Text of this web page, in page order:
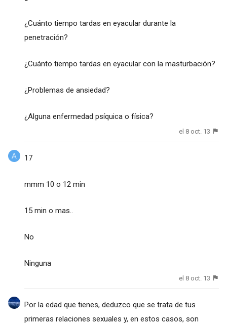
¿Cuánto tiempo tardas en eyacular durante la
penetración?
¿Cuánto tiempo tardas en eyacular con la masturbación?
¿Problemas de ansiedad?
¿Alguna enfermedad psíquica o física?
el 8 oct. 13
17
mmm 10 o 12 min
15 min o mas..
No
Ninguna
el 8 oct. 13
Por la edad que tienes, deduzco que se trata de tus
primeras relaciones sexuales y, en estos casos, son